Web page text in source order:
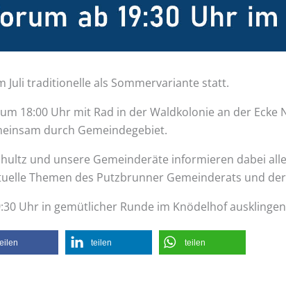
traditionelle als Sommervariante statt.
18:00 Uhr mit Rad in der Waldkolonie an der Ecke
durch Gemeindegebiet.
und unsere Gemeinderäte informieren dabei
Themen des Putzbrunner Gemeinderats und
Uhr in gemütlicher Runde im Knödelhof
teilen teilen